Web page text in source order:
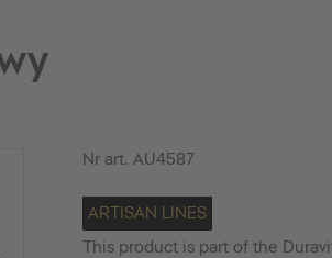
Nr art. AU4587
ARTISAN LINES
This product is part of the